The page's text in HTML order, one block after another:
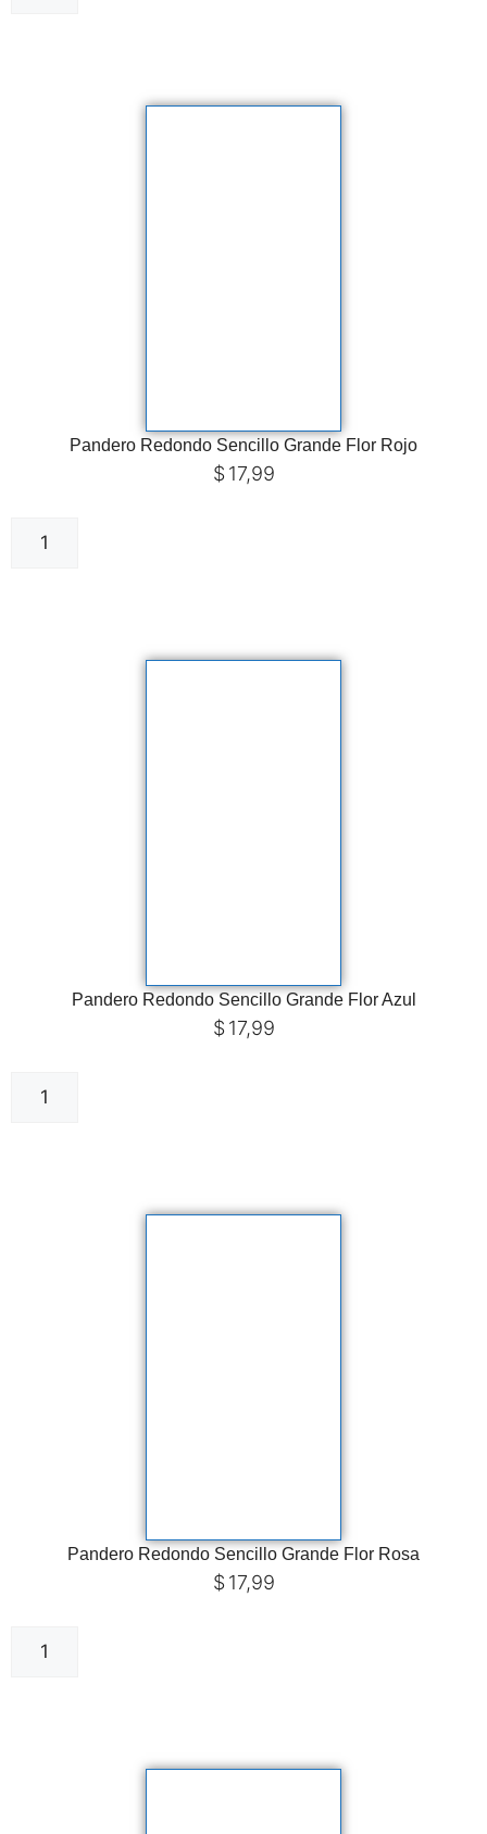
Pandero Redondo Sencillo Grande Flor Rojo
$ 17,99
Pandero Redondo Sencillo Grande Flor Azul
$ 17,99
Pandero Redondo Sencillo Grande Flor Rosa
$ 17,99